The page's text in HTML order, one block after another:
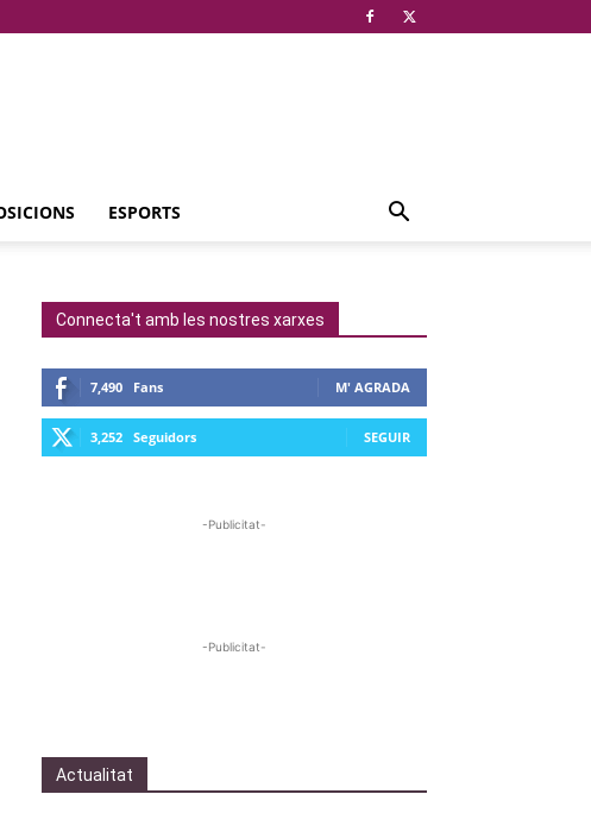
ESPORTS
Connecta't amb les nostres xarxes
7,490 Fans M' AGRADA
3,252 Seguidors SEGUIR
-Publicitat-
-Publicitat-
Actualitat